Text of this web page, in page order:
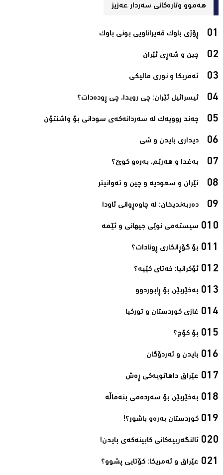
هەموو وتارەکانی سه‌ردار عه‌زیز
ڕۆژی باوک قەیراناویی بونی باوک‌
چین و شەڕی ئێران‌
ئەمریکا و نوری مالیکی‌
ئیسرائیل ئێران: چی رویدا، چی ڕودەدات؟‌
چەند روویەک لە سەردانەکەی سودانی بۆ واشنتۆن‌
دیداری بایدن و شی‌
بەغدا و هەرێم، بەرەو کوێ؟‌
ئێران و سعودیە و چین و ئەوانیتر‌
دەربەندیخان: لە چاوەڕوانی ئاودا‌
سیستەمی نوێی جیهانی و ئێمە‌
بۆ گۆڕانکاری ڕونادات؟‌
ئۆکرانیا: خەتای کێیە؟‌
بەخێربێن بۆ ڕابوردوو‌
غازی کوردستان و تورکیا‌
بۆ کۆچ؟‌
بایدن و ئەردۆگان‌
عێراق داهاتویەکی ڕەش‌
بەخێربێن بۆ سەردەمی بنەماڵە‌
کوردستان بەرەو باشور؟!‌
ئالنگەرییەکانی کابینەکەی بایدن!‌
عێراق و ئەمریکا: کۆتایی پشوو؟‌